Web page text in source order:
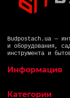
Budpostach.ua —
и оборудования,
инструмента и
Информация
Категории